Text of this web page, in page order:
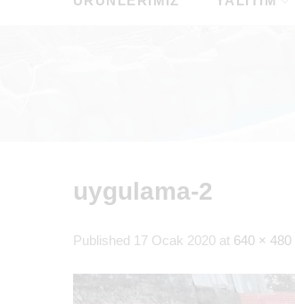
uygulama-2
Published 17 Ocak 2020 at 640 × 480